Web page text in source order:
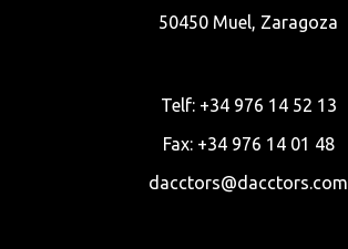
50450 Muel, Zaragoza
Telf: +34 976 14 52 13
Fax: +34 976 14 01 48
dacctors@dacctors.com